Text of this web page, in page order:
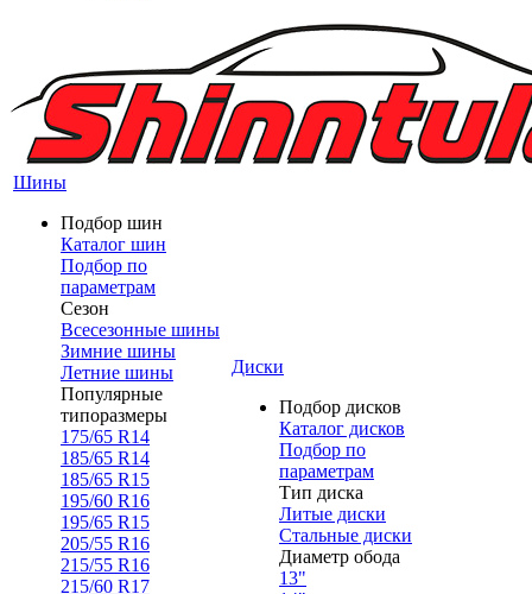
Шины
Подбор шин
Каталог шин
Подбор по
параметрам
Сезон
Всесезонные шины
Зимние шины
Летние шины
Популярные
типоразмеры
175/65 R14
185/65 R14
185/65 R15
195/60 R16
195/65 R15
205/55 R16
215/55 R16
215/60 R17
Диски
Подбор дисков
Каталог дисков
Подбор по
параметрам
Тип диска
Литые диски
Стальные диски
Диаметр обода
13"